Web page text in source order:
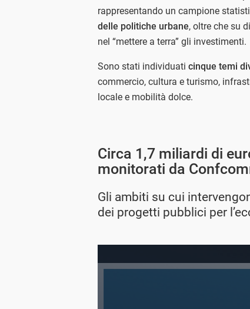
rappresentando un campione
delle politiche urbane, oltre che su
nel “mettere a terra” gli investimenti.
Sono stati individuati cinque temi
commercio, cultura e turismo,
locale e mobilità dolce.
Circa 1,7 miliardi di
monitorati da
Gli ambiti su cui
dei progetti pubblici per